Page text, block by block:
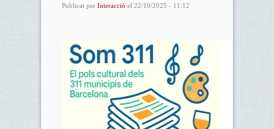
Publicat per Interacció el 22/10/2025 - 11:12